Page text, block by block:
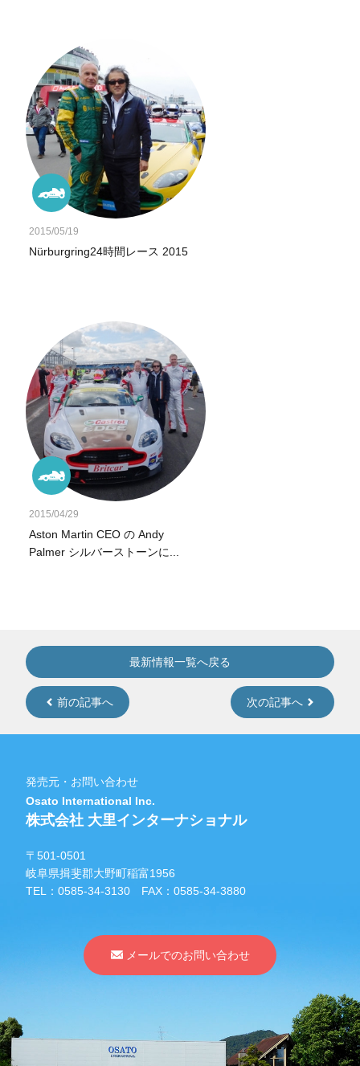
2015/05/19
Nürburgring24時間レース 2015
2015/04/29
Aston Martin CEO の Andy
Palmer シルバーストーンに...
前の記事へ
最新情報一覧へ戻る
次の記事へ
発売元・お問い合わせ
Osato International Inc.
株式会社 大里インターナショナル
〒501-0501
岐阜県揖斐郡大野町稲富1956
TEL： 0585-34-3130 FAX：0585-34-3880
メールでのお問い合わせ